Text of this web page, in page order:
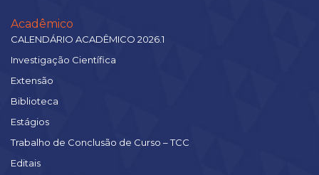
Acadêmico
CALENDÁRIO ACADÊMICO 2026.1
Investigação Científica
Extensão
Biblioteca
Estágios
Trabalho de Conclusão de Curso – TCC
Editais